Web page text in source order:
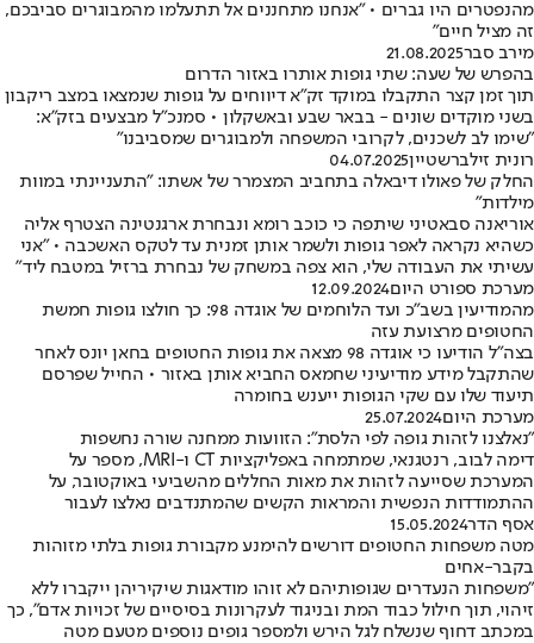
מהנפטרים היו גברים • "אנחנו מתחננים אל תתעלמו מהמבוגרים סביבכם,
זה מציל חיים״
מירב סבר21.08.2025
בהפרש של שעה: שתי גופות אותרו באזור הדרום
תוך זמן קצר התקבלו במוקד זק"א דיווחים על גופות שנמצאו במצב ריקבון
בשני מוקדים שונים - בבאר שבע ובאשקלון • סמנכ"ל מבצעים בזק"א:
"שימו לב לשכנים, לקרובי המשפחה ולמבוגרים שמסביבנו"
רונית זילברשטיין04.07.2025
החלק של פאולו דיבאלה בתחביב המצמרר של אשתו: "התעניינתי במוות
מילדות"
אוריאנה סבאטיני שיתפה כי כוכב רומא ונבחרת ארגנטינה הצטרף אליה
כשהיא נקראה לאפר גופות ולשמר אותן זמנית עד לטקס האשכבה • "אני
עשיתי את העבודה שלי, הוא צפה במשחק של נבחרת ברזיל במטבח ליד"
מערכת ספורט היום12.09.2024
מהמודיעין בשב"כ ועד הלוחמים של אוגדה 98: כך חולצו גופות חמשת
החטופים מרצועת עזה
בצה"ל הודיעו כי אוגדה 98 מצאה את גופות החטופים בחאן יונס לאחר
שהתקבל מידע מודיעיני שחמאס החביא אותן באזור • החייל שפרסם
תיעוד שלו עם שקי הגופות ייענש בחומרה
מערכת היום25.07.2024
״נאלצנו לזהות גופה לפי הלסת״: הזוועות ממחנה שורה נחשפות
דימה לבוב, רנטגנאי, שמתמחה באפליקציות CT ו-MRI, מספר על
המערכת שסייעה לזהות את מאות החללים מהשביעי באוקטובר, על
ההתמודדות הנפשית והמראות הקשים שהמתנדבים נאלצו לעבור
אסף הדר15.05.2024
מטה משפחות החטופים דורשים להימנע מקבורת גופות בלתי מזוהות
בקבר-אחים
"משפחות הנעדרים שגופותיהם לא זוהו מודאגות שיקיריהן ייקברו ללא
זיהוי, תוך חילול כבוד המת ובניגוד לעקרונות בסיסיים של זכויות אדם", כך
במכתב דחוף שנשלח לגל הירש ולמספר גופים נוספים מטעם מטה